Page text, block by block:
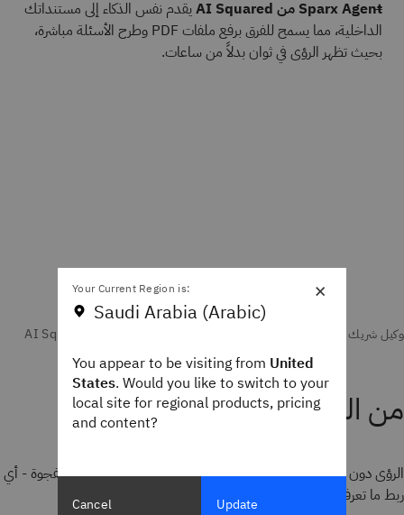
Sparx Agent من AI Squared
يقدم نفس الذكاء إلى مستنداتك
الداخلية، مما يسمح للفرق برفع ملفات PDF وطرح الأسئلة مباشرة،
بحيث تظهر الرؤى في ثوان بدلاً من ساعات.
من الرؤى إلى الفرص
الرؤى دون تنفيذ هي مجرد ضوضاء. يعمل هؤلاء الوكلاء على سد الفجوة - أي
ربط ما تعرفه عن السوق بما تفعله فرقك بعد ذلك.
×
Your Current Region is:
Saudi Arabia (Arabic)
You appear to be visiting from United
States. Would you like to switch to your
local site for regional products, pricing
and content?
Cancel Update